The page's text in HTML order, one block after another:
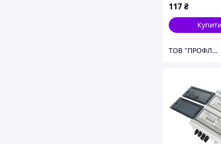
117₴
ТОВ "ПРОФЛАЙН 2000"